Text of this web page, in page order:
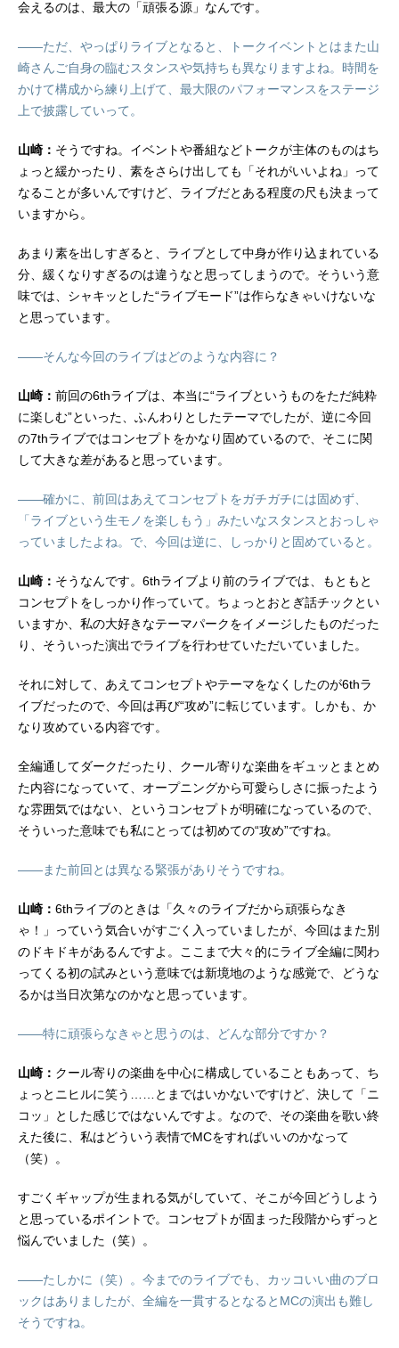
会えるのは、最大の「頑張る源」なんです。
――ただ、やっぱりライブとなると、トークイベントとはまた山
崎さんご自身の臨むスタンスや気持ちも異なりますよね。時間を
かけて構成から練り上げて、最大限のパフォーマンスをステージ
上で披露していって。
山崎： そうですね。イベントや番組などトークが主体のものはち
ょっと緩かったり、素をさらけ出しても「それがいいよね」って
なることが多いんですけど、ライブだとある程度の尺も決まって
いますから。
あまり素を出しすぎると、ライブとして中身が作り込まれている
分、緩くなりすぎるのは違うなと思ってしまうので。そういう意
味では、シャキッとした“ライブモード”は作らなきゃいけないな
と思っています。
――そんな今回のライブはどのような内容に？
山崎： 前回の6thライブは、本当に“ライブというものをただ純粋
に楽しむ”といった、ふんわりとしたテーマでしたが、逆に今回
の7thライブではコンセプトをかなり固めているので、そこに関
して大きな差があると思っています。
――確かに、前回はあえてコンセプトをガチガチには固めず、
「ライブという生モノを楽しもう」みたいなスタンスとおっしゃ
っていましたよね。で、今回は逆に、しっかりと固めていると。
山崎： そうなんです。6thライブより前のライブでは、もともと
コンセプトをしっかり作っていて。ちょっとおとぎ話チックとい
いますか、私の大好きなテーマパークをイメージしたものだった
り、そういった演出でライブを行わせていただいていました。
それに対して、あえてコンセプトやテーマをなくしたのが6thラ
イブだったので、今回は再び“攻め”に転じています。しかも、か
なり攻めている内容です。
全編通してダークだったり、クール寄りな楽曲をギュッとまとめ
た内容になっていて、オープニングから可愛らしさに振ったよう
な雰囲気ではない、というコンセプトが明確になっているので、
そういった意味でも私にとっては初めての“攻め”ですね。
――また前回とは異なる緊張がありそうですね。
山崎： 6thライブのときは「久々のライブだから頑張らなき
ゃ！」っていう気合いがすごく入っていましたが、今回はまた別
のドキドキがあるんですよ。ここまで大々的にライブ全編に関わ
ってくる初の試みという意味では新境地のような感覚で、どうな
るかは当日次第なのかなと思っています。
――特に頑張らなきゃと思うのは、どんな部分ですか？
山崎： クール寄りの楽曲を中心に構成していることもあって、ち
ょっとニヒルに笑う……とまではいかないですけど、決して「ニ
コッ」とした感じではないんですよ。なので、その楽曲を歌い終
えた後に、私はどういう表情でMCをすればいいのかなって
（笑）。
すごくギャップが生まれる気がしていて、そこが今回どうしよう
と思っているポイントで。コンセプトが固まった段階からずっと
悩んでいました（笑）。
――たしかに（笑）。今までのライブでも、カッコいい曲のブロ
ックはありましたが、全編を一貫するとなるとMCの演出も難し
そうですね。